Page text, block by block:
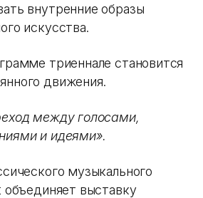
внутренние образы
искусства.
триеннале становится
движения.
между голосами,
и идеями».
музыкального
объединяет выставку